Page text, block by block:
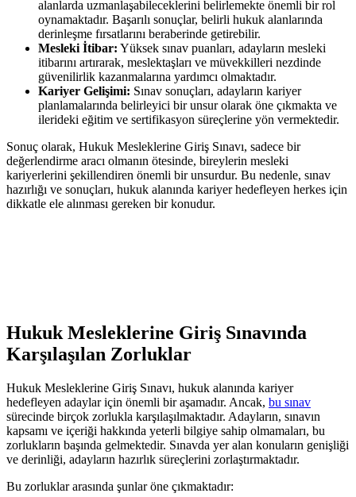
alanlarda uzmanlaşabileceklerini belirlemekte önemli bir rol⁢
oynamaktadır. Başarılı sonuçlar, belirli hukuk alanlarında
derinleşme fırsatlarını beraberinde getirebilir.
Mesleki İtibar: ​Yüksek​ sınav puanları, adayların mesleki⁢
itibarını⁢ artırarak, meslektaşları ​ve müvekkilleri nezdinde
güvenilirlik kazanmalarına yardımcı olmaktadır.
Kariyer Gelişimi: Sınav sonuçları, ​adayların kariyer
planlamalarında belirleyici bir unsur olarak öne çıkmakta ve
ilerideki eğitim ve sertifikasyon süreçlerine‍ yön vermektedir.
Sonuç olarak, Hukuk Mesleklerine Giriş Sınavı, sadece bir
⁢değerlendirme aracı olmanın ötesinde, bireylerin mesleki
⁤kariyerlerini şekillendiren önemli ​bir‌ unsurdur. Bu ‌nedenle, sınav
hazırlığı ve sonuçları, ⁤hukuk alanında kariyer hedefleyen herkes için
dikkatle ele alınması gereken bir konudur.
Hukuk Mesleklerine Giriş Sınavında‍
Karşılaşılan Zorluklar
Hukuk Mesleklerine Giriş Sınavı, hukuk alanında kariyer
hedefleyen adaylar için önemli bir aşamadır. Ancak, bu sınav
sürecinde birçok zorlukla karşılaşılmaktadır.​ Adayların, sınavın
kapsamı⁣ ve içeriği hakkında yeterli ‌bilgiye sahip olmamaları, ⁢bu
zorlukların​ başında gelmektedir. Sınavda yer alan konuların genişliği‍
ve derinliği, adayların hazırlık süreçlerini⁤ zorlaştırmaktadır.
Bu zorluklar arasında şunlar⁢ öne çıkmaktadır: